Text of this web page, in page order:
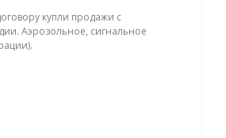
купли продажи с
Аэрозольное, сигнальное